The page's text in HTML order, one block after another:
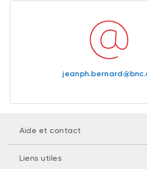
Aide et contact
Liens utiles